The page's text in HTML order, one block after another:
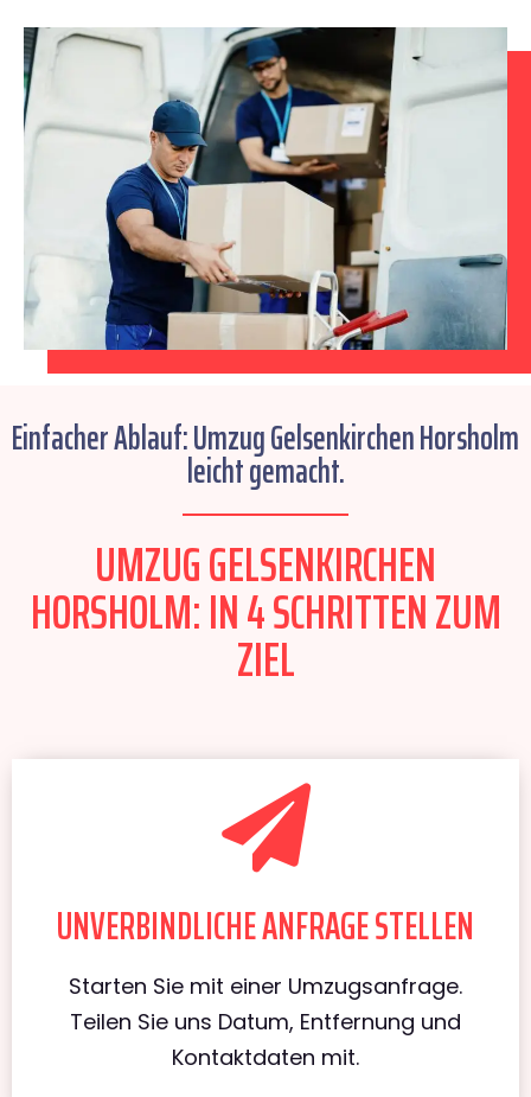
Einfacher Ablauf: Umzug Gelsenkirchen Horsholm
leicht gemacht.
UMZUG GELSENKIRCHEN
HORSHOLM: IN 4 SCHRITTEN ZUM
ZIEL
UNVERBINDLICHE ANFRAGE STELLEN
Starten Sie mit einer Umzugsanfrage.
Teilen Sie uns Datum, Entfernung und
Kontaktdaten mit.